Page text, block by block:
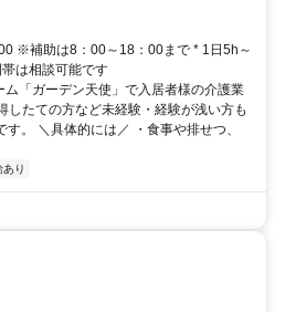
※補助は8：00～18：00まで * 1日5h～
は相談可能です
「ガーデン天使」で入居者様の介護業
したての方など未経験・経験が浅い方も
。 ＼具体的には／ ・食事や排せつ、
あり